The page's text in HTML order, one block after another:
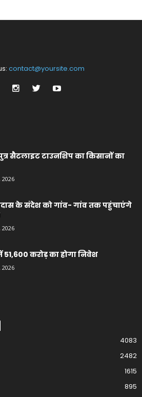
contact@yoursite.com
सैटलाइट टाउनशिप का किसानों का
2026
के संदेश को गांव- गांव तक पहुंचाएंगे
2026
51,600 करोड़ का होगा निवेश
2026
4083
2482
1615
895